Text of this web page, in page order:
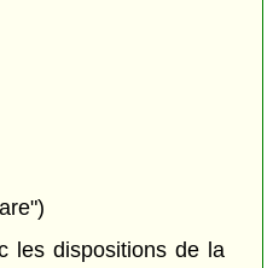
les dispositions de la